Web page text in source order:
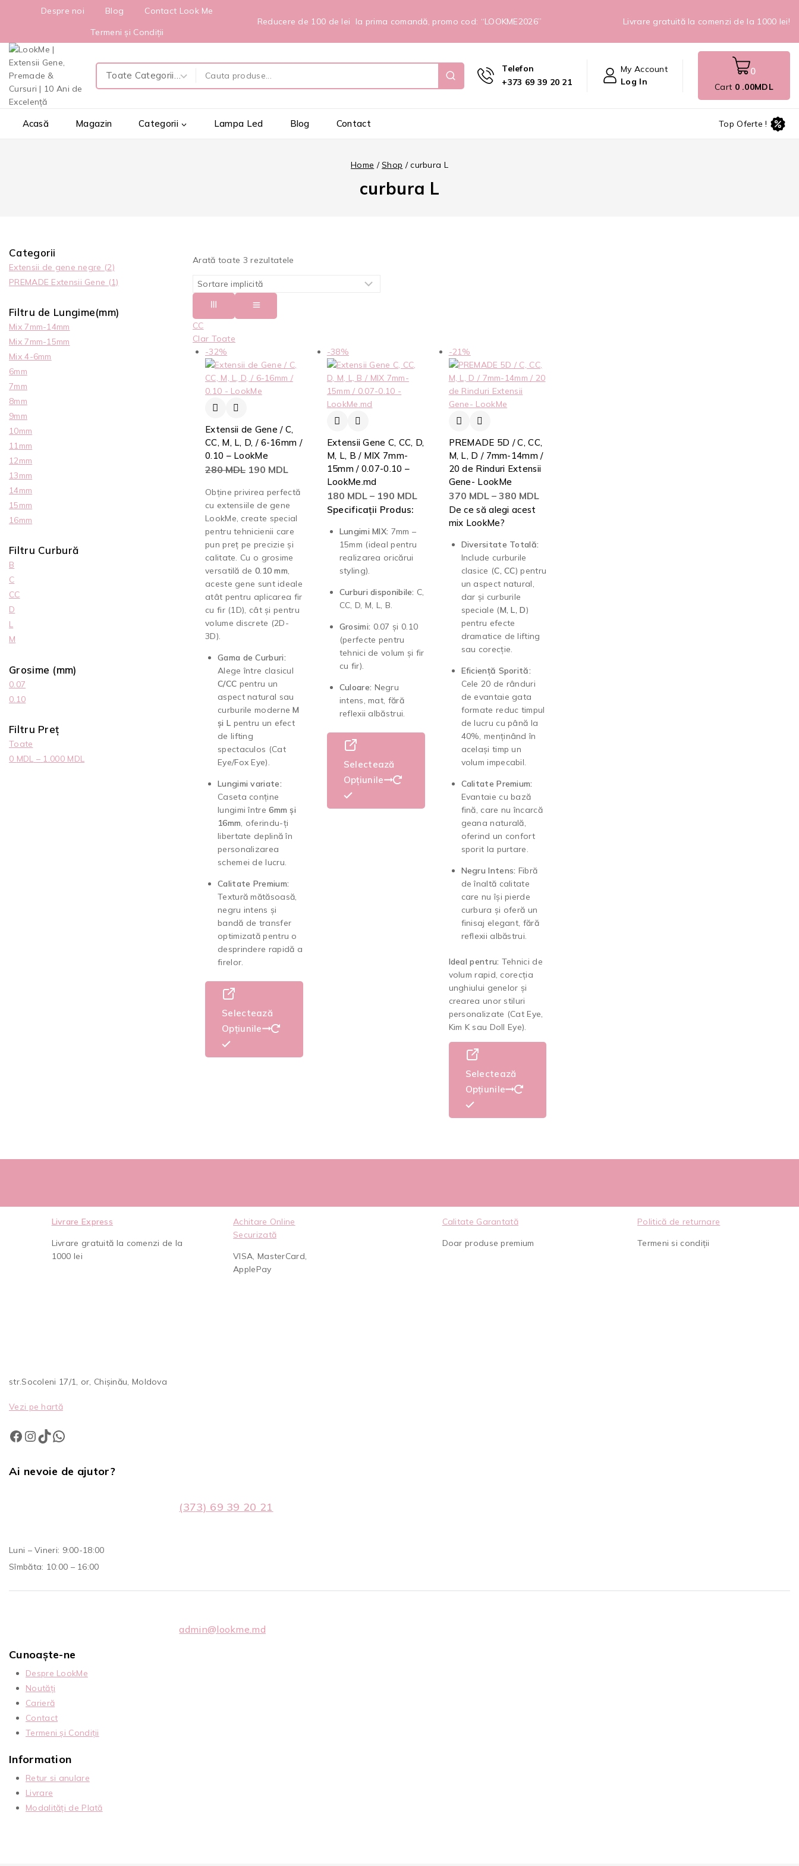
Despre noi Blog
Contact Look Me
Termeni și Condiții
Reducere de 100 de lei la prima comandă, promo cod: “LOOKME2026” Livrare gratuită la comenzi de la 1000 lei!
Telefon
+373 69 39 20 21
My Account
Log In
0
Cart 0 .00MDL
Acasă Magazin Categorii Lampa Led Blog Contact Top Oferte !
Home / Shop / curbura L
curbura L
Arată toate 3 rezultatele
CC
Clar Toate
-32%
Extensii de Gene / C,
CC, M, L, D, / 6-16mm /
0.10 – LookMe
280MDL 190 MDL
Obține privirea perfectă
cu extensiile de gene
LookMe, create special
pentru tehnicienii care
pun preț pe precizie și
calitate. Cu o grosime
versatilă de 0.10 mm,
aceste gene sunt ideale
atât pentru aplicarea fir
cu fir (1D), cât și pentru
volume discrete (2D-
3D).
Gama de Curburi:
Alege între clasicul
C/CC pentru un
aspect natural sau
curburile moderneM
și L pentru un efect
de lifting
spectaculos (Cat
Eye/Fox Eye).
Lungimi variate:
Caseta conține
lungimi între6mm și
16mm, oferindu-ți
libertate deplină în
personalizarea
schemei de lucru.
Calitate Premium:
Textură mătăsoasă,
negru intens și
bandă de transfer
optimizată pentru o
desprindere rapidă a
firelor.
Selectează
Opțiunile
-38%
Extensii Gene C, CC, D,
M, L, B / MIX 7mm-
15mm / 0.07-0.10 –
LookMe.md
180 MDL – 190 MDL
Specificații Produs:
Lungimi MIX: 7mm –
15mm (ideal pentru
realizarea oricărui
styling).
Curburi disponibile: C,
CC, D, M, L, B.
Grosimi: 0.07 și 0.10
(perfecte pentru
tehnici de volum și fir
cu fir).
Culoare: Negru
intens, mat, fără
reflexii albăstrui.
Selectează
Opțiunile
-21%
PREMADE 5D / C, CC,
M, L, D / 7mm-14mm /
20 de Rinduri Extensii
Gene- LookMe
370 MDL – 380 MDL
De ce să alegi acest
mix LookMe?
Diversitate Totală:
Include curburile
clasice (C, CC) pentru
un aspect natural,
dar și curburile
speciale (M, L, D)
pentru efecte
dramatice de lifting
sau corecție.
Eficiență Sporită:
Cele 20 de rânduri
de evantaie gata
formate reduc timpul
de lucru cu până la
40%, menținând în
același timp un
volum impecabil.
Calitate Premium:
Evantaie cu bază
fină, care nu încarcă
geana naturală,
oferind un confort
sporit la purtare.
Negru Intens: Fibră
de înaltă calitate
care nu își pierde
curbura și oferă un
finisaj elegant, fără
reflexii albăstrui.
Ideal pentru: Tehnici de
volum rapid, corecția
unghiului genelor și
crearea unor stiluri
personalizate (Cat Eye,
Kim K sau Doll Eye).
Selectează
Opțiunile
Categorii
Extensii de gene negre (2)
PREMADE Extensii Gene (1)
Filtru de Lungime(mm)
Mix 7mm-14mm
Mix 7mm-15mm
Mix 4-6mm
6mm
7mm
8mm
9mm
10mm
11mm
12mm
13mm
14mm
15mm
16mm
Filtru Curbură
B
C
CC
D
L
M
Grosime (mm)
0.07
0.10
Filtru Preț
Toate
0 MDL – 1.000 MDL
Livrare Express
Livrare gratuită la comenzi de la
1000 lei
Achitare Online
Securizată
VISA, MasterCard,
ApplePay
Calitate Garantată
Doar produse premium
Politică de returnare
Termeni si condiții
str.Socoleni 17/1, or, Chișinău, Moldova
Vezi pe hartă
Ai nevoie de ajutor?
(373) 69 39 20 21
Luni – Vineri: 9:00-18:00
Sîmbăta: 10:00 – 16:00
admin@lookme.md
Cunoaște-ne
Despre LookMe
Noutăți
Carieră
Contact
Termeni și Condiții
Information
Retur si anulare
Livrare
Modalități de Plată